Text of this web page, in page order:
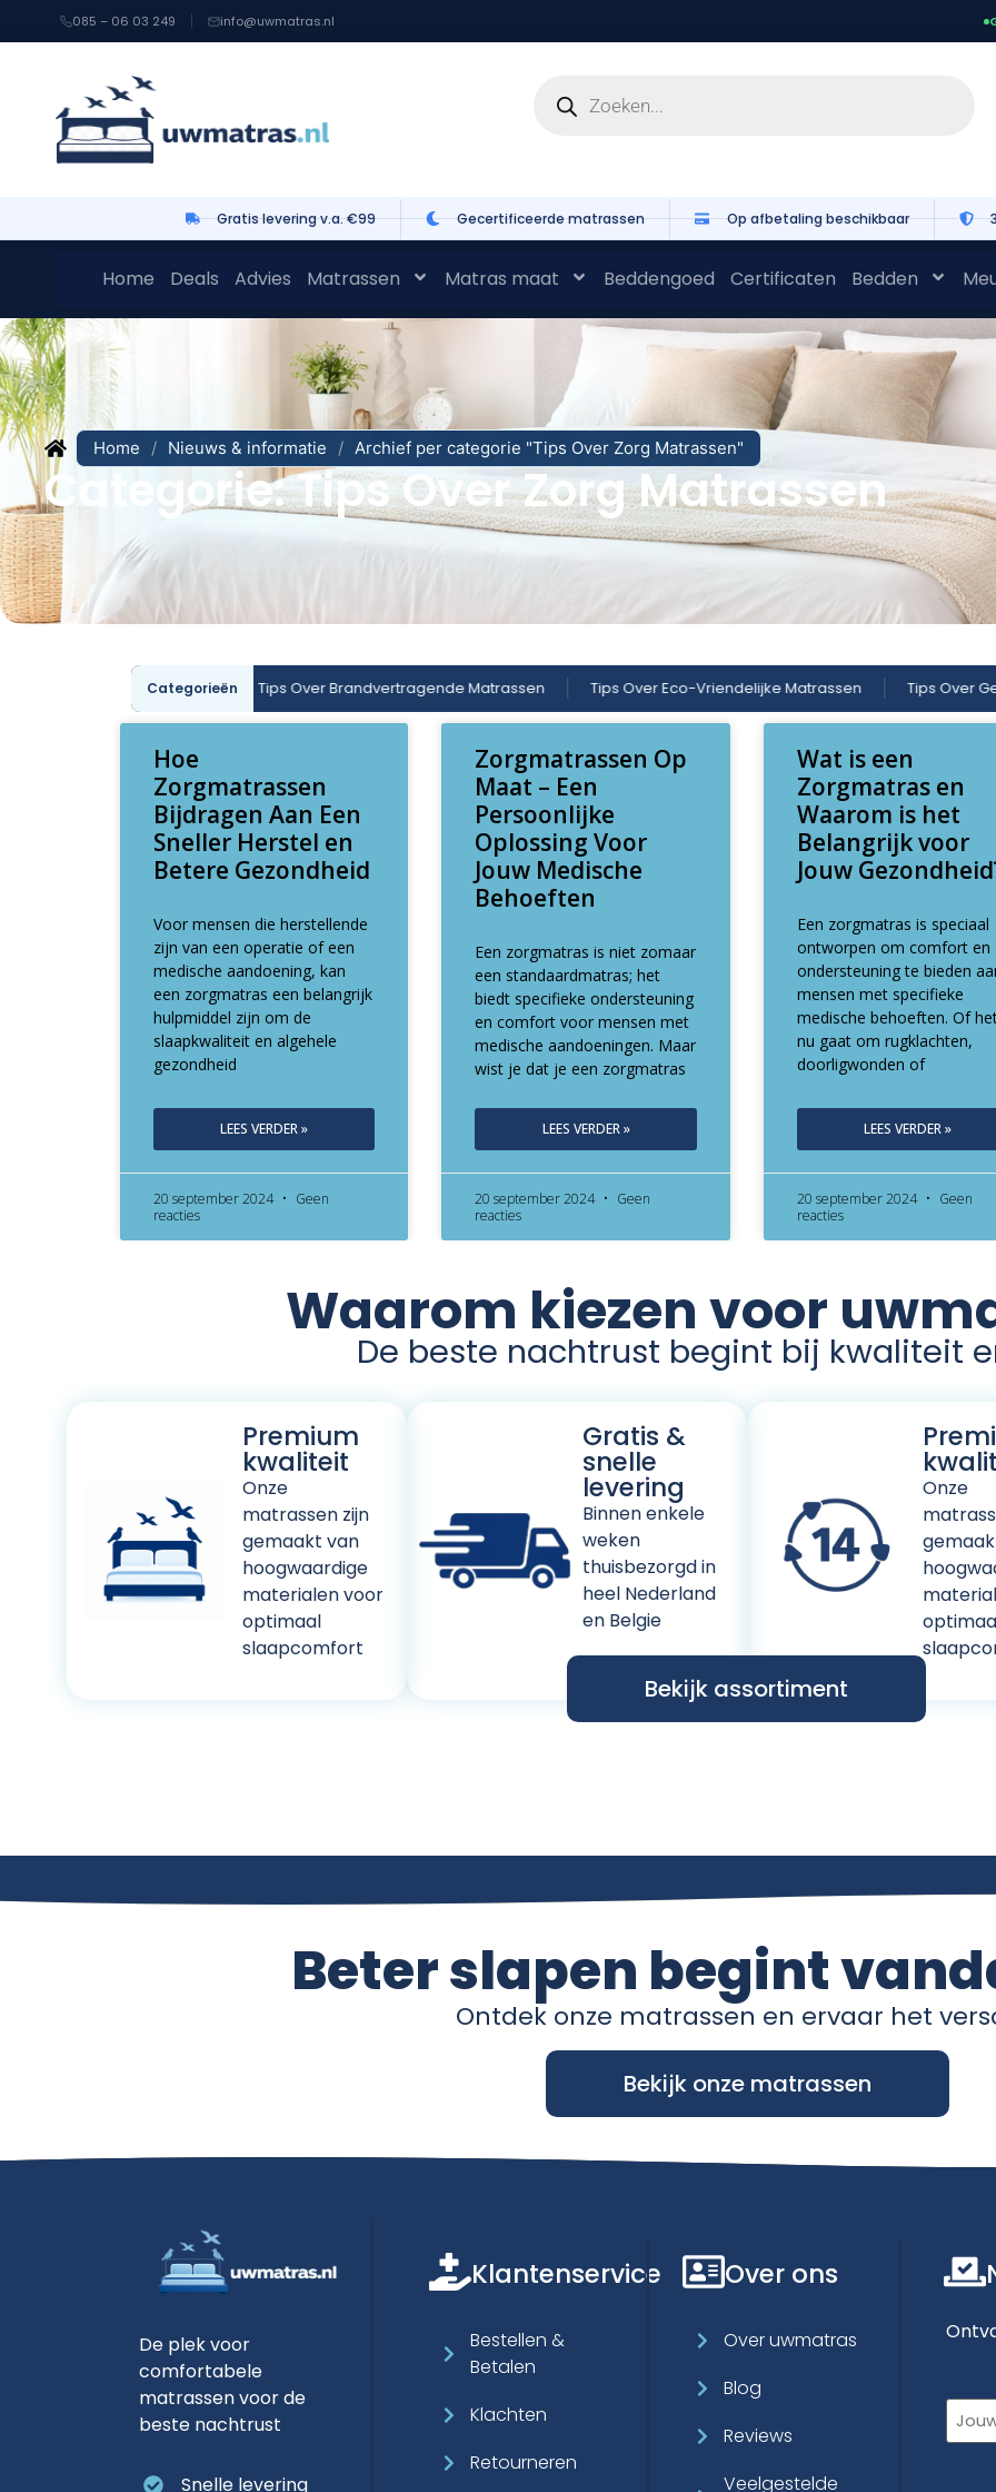
085 – 06 03 249 info@uwmatras.nl
Gratis levering v.a. €99 Gecertificeerde matrassen Op afbetaling beschikbaar
Home Deals Advies Matrassen Matras maat Beddengoed Certificaten Bedden
Home / Nieuws & informatie / Archief per categorie "Tips Over Zorg Matrassen"
Categorie: Tips Over Zorg Matrassen
Categorieën
Tips Over Brandvertragende Matrassen Tips Over Eco-Vriendelijke Matrassen Tips Over Geheugen
Hoe
Zorgmatrassen
Bijdragen Aan Een
Sneller Herstel en
Betere Gezondheid
Voor mensen die herstellende
zijn van een operatie of een
medische aandoening, kan
een zorgmatras een belangrijk
hulpmiddel zijn om de
slaapkwaliteit en algehele
gezondheid
LEES VERDER »
20 september 2024
Geen
reacties
Zorgmatrassen Op
Maat – Een
Persoonlijke
Oplossing Voor
Jouw Medische
Behoeften
Een zorgmatras is niet zomaar
een standaardmatras; het
biedt specifieke ondersteuning
en comfort voor mensen met
medische aandoeningen. Maar
wist je dat je een zorgmatras
LEES VERDER »
20 september 2024
Geen
reacties
Wat is een
Zorgmatras en
Waarom is het
Belangrijk voor
Jouw
Een zorgmatras is speciaal
ontworpen om comfort en
ondersteuning te bieden
mensen met specifieke
medische behoeften. Of
nu gaat om rugklachten,
doorligwonden of
LEES VERDER »
20 september 2024
Geen
reacties
Waarom kiezen voor
De beste nachtrust begint bij kwaliteit
Premium
kwaliteit
Onze
matrassen zijn
gemaakt van
hoogwaardige
materialen voor
optimaal
slaapcomfort
Gratis &
snelle
levering
Binnen enkele
weken
thuisbezorgd in
heel Nederland
en Belgie
Onze
Bekijk assortiment
Beter slapen begint
Ontdek onze matrassen en ervaar het
Bekijk onze matrassen
De plek voor
comfortabele
matrassen voor de
beste nachtrust
Snelle levering
Klantenservice
Bestellen &
Betalen
Klachten
Retourneren
Over ons
Over uwmatras
Blog
Reviews
Veelgestelde
E-